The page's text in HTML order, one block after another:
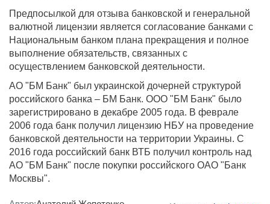
Предпосылкой для отзыва банковской и генеральной
валютной лицензии является согласование банками с
Национальным банком плана прекращения и полное
выполнение обязательств, связанных с
осуществлением банковской деятельности.
АО "БМ Банк" был украинской дочерней структурой
российского банка – БМ Банк. ООО "БМ Банк" было
зарегистрировано в декабре 2005 года. В феврале
2006 года банк получил лицензию НБУ на проведение
банковской деятельности на территории Украины. С
2016 года российский банк ВТБ получил контроль над
АО "БМ Банк" после покупки российского ОАО "Банк
Москвы".